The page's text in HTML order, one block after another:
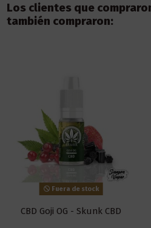
Los clientes que
también compraron:
Fuera de stock
CBD Goji OG - Skunk CBD